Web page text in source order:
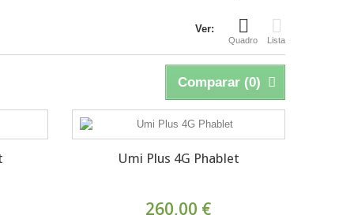
Ver:
Quadro Lista
Comparar (0)
Umi Plus 4G Phablet
260,00 €